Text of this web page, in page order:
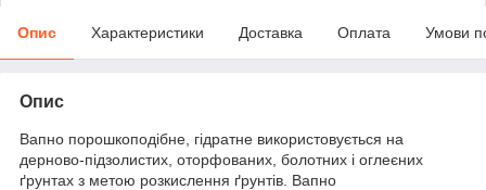
Опис Характеристики Доставка Оплата Умови
Опис
Вапно порошкоподібне, гідратне використовується на
дерново-підзолистих, оторфованих, болотних і оглеєних
ґрунтах з метою розкислення ґрунтів. Вапно